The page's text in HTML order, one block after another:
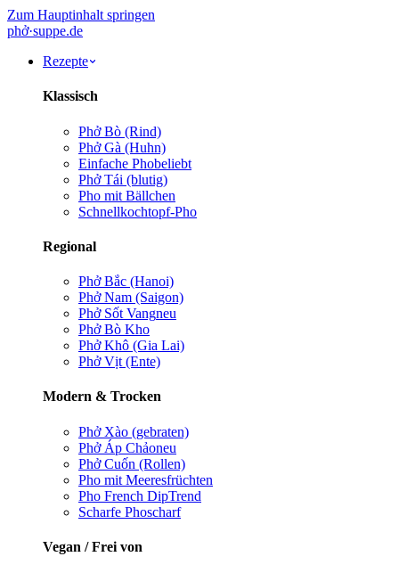
Zum Hauptinhalt springen
phở·suppe.de
Rezepte
Klassisch
Phở Bò (Rind)
Phở Gà (Huhn)
Einfache Phobeliebt
Phở Tái (blutig)
Pho mit Bällchen
Schnellkochtopf-Pho
Regional
Phở Bắc (Hanoi)
Phở Nam (Saigon)
Phở Sốt Vangneu
Phở Bò Kho
Phở Khô (Gia Lai)
Phở Vịt (Ente)
Modern & Trocken
Phở Xào (gebraten)
Phở Áp Chảoneu
Phở Cuốn (Rollen)
Pho mit Meeresfrüchten
Pho French DipTrend
Scharfe Phoscharf
Vegan / Frei von